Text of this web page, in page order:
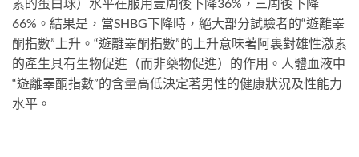
66%。結果是，當SHBG下降時，絕大部分試驗者的“遊離睪
酮指數”上升。“遊離睪酮指數”的上升意味著阿裏對雄性激素
的產生具有生物促進（而非藥物促進）的作用。人體血液中
“遊離睪酮指數”的含量高低決定著男性的健康狀況及性能力
水平。